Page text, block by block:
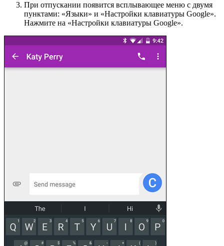
При отпускании появится всплывающее меню с двумя
пунктами: «Языки» и «Настройки клавиатуры Google».
Нажмите на «Настройки клавиатуры Google».